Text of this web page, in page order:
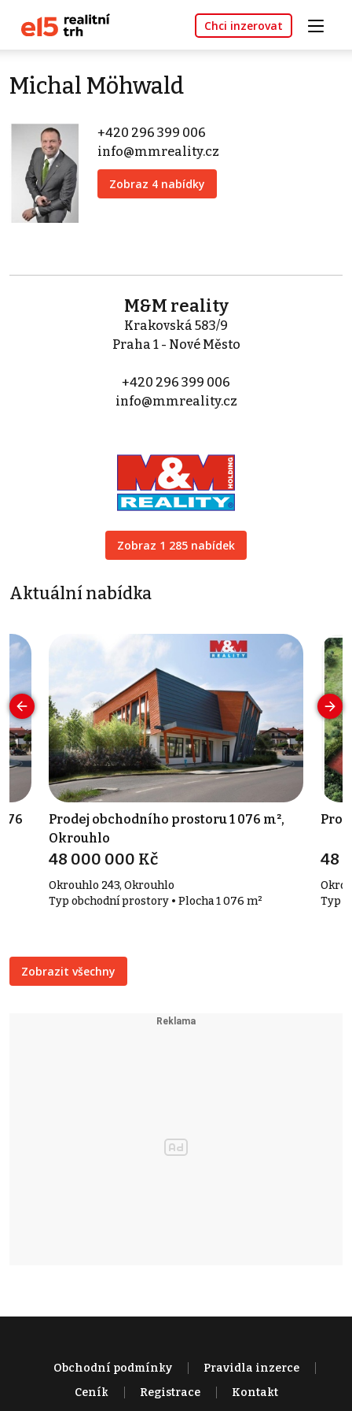
Chci inzerovat
Michal Möhwald
+420 296 399 006
info@mmreality.cz
Zobraz 4 nabídky
M&M reality
Krakovská 583/9
Praha 1 - Nové Město
+420 296 399 006
info@mmreality.cz
Zobraz 1 285 nabídek
Aktuální nabídka
Prodej obchodního prostoru 1 076 m²,
Okrouhlo
48 000 000 Kč
Okrouhlo 243, Okrouhlo
Typ obchodní prostory • Plocha 1 076 m²
48
Typ
Zobrazit všechny
Obchodní podmínky
Pravidla inzerce
Ceník
Registrace Kontakt